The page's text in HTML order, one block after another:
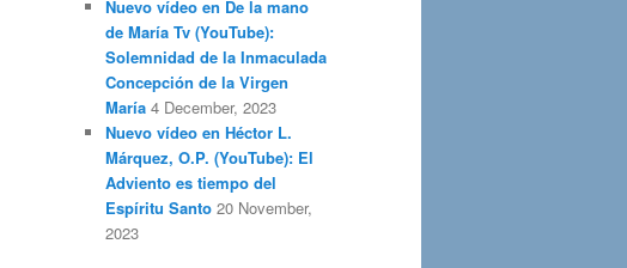
Nuevo vídeo en De la mano
de María Tv (YouTube):
Solemnidad de la Inmaculada
Concepción de la Virgen
María 4 December, 2023
Nuevo vídeo en Héctor L.
Márquez, O.P. (YouTube): El
Adviento es tiempo del
Espíritu Santo 20 November,
2023